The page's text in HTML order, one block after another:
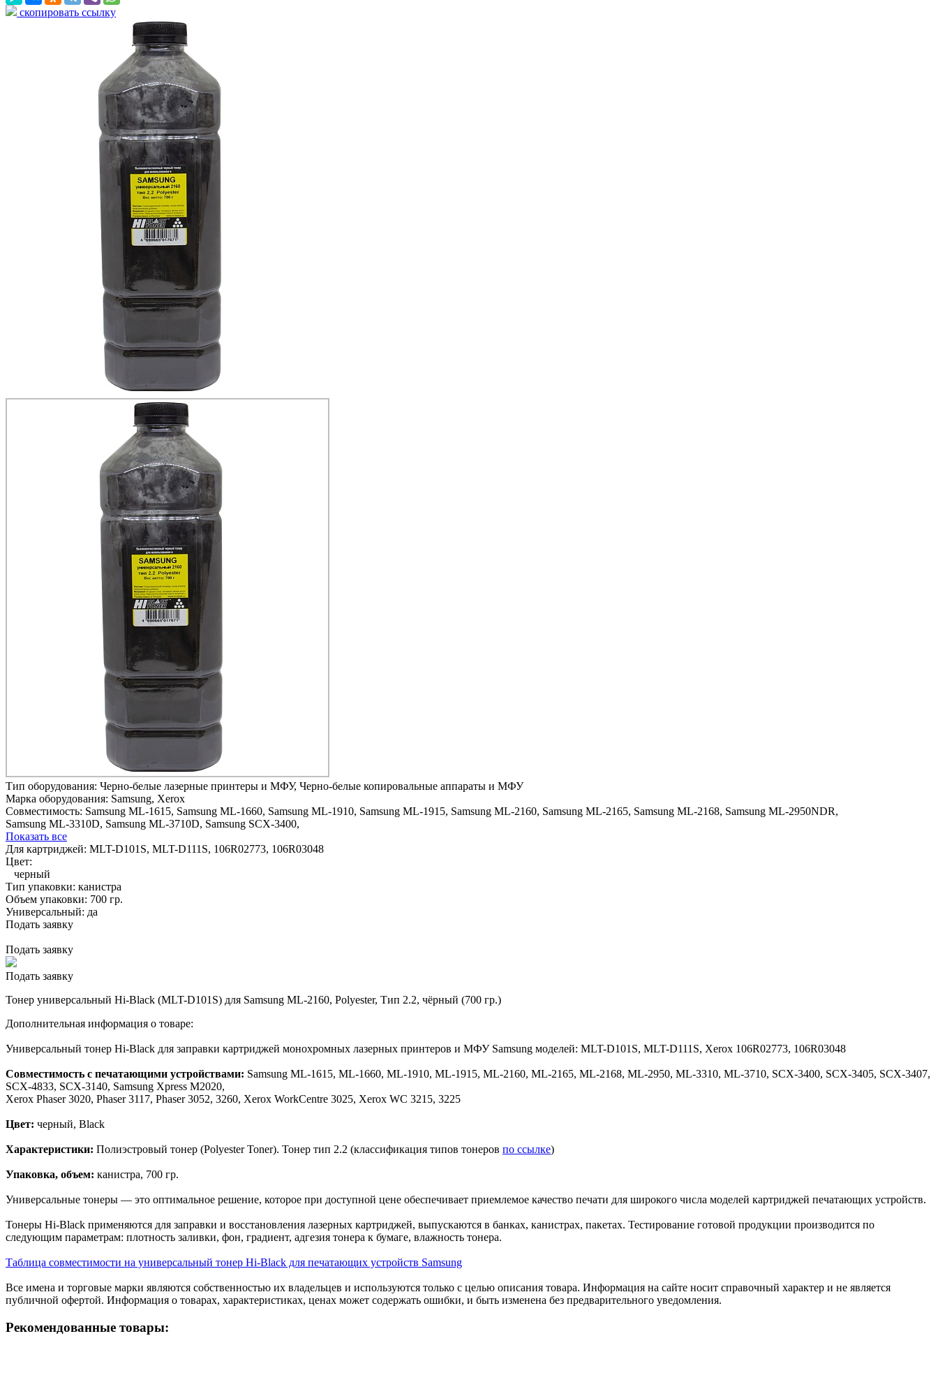
скопировать ссылку
Тип оборудования: Черно-белые лазерные принтеры и МФУ, Черно-белые копировальные аппараты и МФУ
Марка оборудования: Samsung, Xerox
Совместимость: Samsung ML-1615, Samsung ML-1660, Samsung ML-1910, Samsung ML-1915, Samsung ML-2160, Samsung ML-2165, Samsung ML-2168, Samsung ML-2950NDR,
Samsung ML-3310D, Samsung ML-3710D, Samsung SCX-3400,
Показать все
Для картриджей: MLT-D101S, MLT-D111S, 106R02773, 106R03048
Цвет:
черный
Тип упаковки: канистра
Объем упаковки: 700 гр.
Универсальный: да
Подать заявку
Подать заявку
Подать заявку
Тонер универсальный Hi-Black (MLT-D101S) для Samsung ML-2160, Polyester, Тип 2.2, чёрный (700 гр.)
Дополнительная информация о товаре:
Универсальный тонер Hi-Black для заправки картриджей монохромных лазерных принтеров и МФУ Samsung моделей: MLT-D101S, MLT-D111S, Xerox 106R02773, 106R03048
Совместимость с печатающими устройствами: Samsung ML-1615, ML-1660, ML-1910, ML-1915, ML-2160, ML-2165, ML-2168, ML-2950, ML-3310, ML-3710, SCX-3400, SCX-3405, SCX-3407,
SCX-4833, SCX-3140, Samsung Xpress M2020,
Xerox Phaser 3020, Phaser 3117, Phaser 3052, 3260, Xerox WorkCentre 3025, Xerox WC 3215, 3225
Цвет: черный, Black
Характеристики: Полиэстровый тонер (Polyester Toner). Тонер тип 2.2 (классификация типов тонеров по ссылке)
Упаковка, объем: канистра, 700 гр.
Универсальные тонеры — это оптимальное решение, которое при доступной цене обеспечивает приемлемое качество печати для широкого числа моделей картриджей печатающих устройств.
Тонеры Hi-Black применяются для заправки и восстановления лазерных картриджей, выпускаются в банках, канистрах, пакетах. Тестирование готовой продукции производится по
следующим параметрам: плотность заливки, фон, градиент, адгезия тонера к бумаге, влажность тонера.
Таблица совместимости на универсальный тонер Hi-Black для печатающих устройств Samsung
Все имена и торговые марки являются собственностью их владельцев и используются только с целью описания товара. Информация на сайте носит справочный характер и не является
публичной офертой. Информация о товарах, характеристиках, ценах может содержать ошибки, и быть изменена без предварительного уведомления.
Рекомендованные товары: